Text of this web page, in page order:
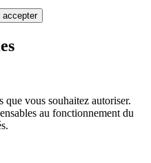
accepter
que vous souhaitez autoriser.
au fonctionnement du